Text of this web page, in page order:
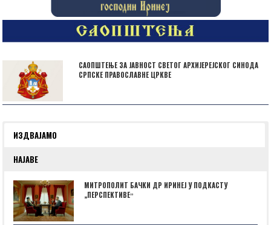
САОПШТЕЊЕ ЗА ЈАВНОСТ СВЕТОГ АРХИЈЕРЕЈСКОГ СИНОДА
СРПСКЕ ПРАВОСЛАВНЕ ЦРКВЕ
ИЗДВАЈАМО
НАЈАВЕ
МИТРОПОЛИТ БАЧКИ ДР ИРИНЕЈ У ПОДКАСТУ
„ПЕРСПЕКТИВЕˮ